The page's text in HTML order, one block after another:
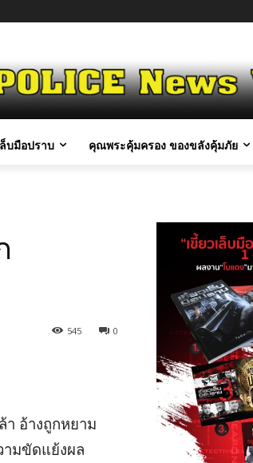
ล็บมือปราบ คุณพระคุ้มครอง ของขลังคุ้มภัย
0
545
อ้างถูกหยาม
ามขัดแย้งผล